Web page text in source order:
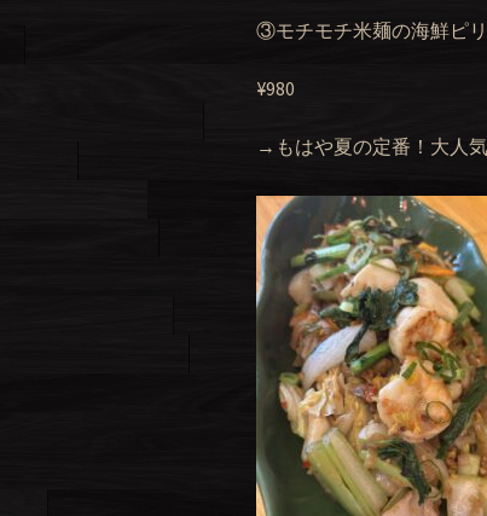
③モチモチ米麺の海鮮ピ
¥980
→もはや夏の定番！大人